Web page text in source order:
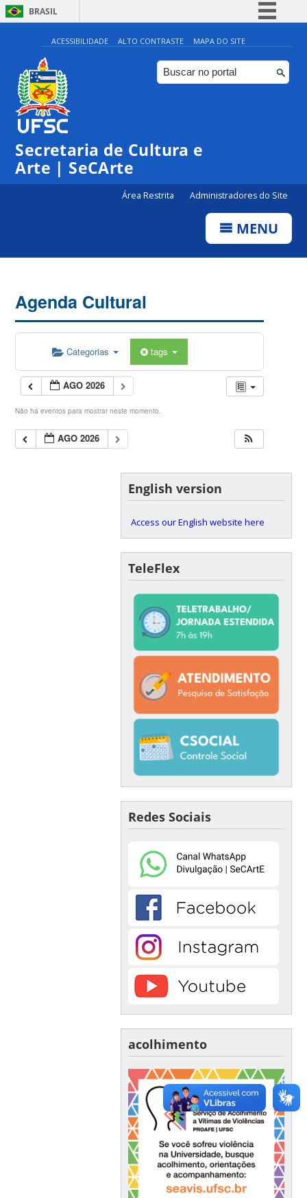
BRASIL
Simplifique!
Comunica BR
Participe
ACESSIBILIDADE ALTO CONTRASTE MAPA DO SITE
Secretaria de Cultura e
Arte | SeCArte
Área Restrita Administradores do Site
MENU
Agenda Cultural
Categorias tags
AGO 2026
Não há eventos para mostrar neste momento.
AGO 2026
English version
Access our English website here
TeleFlex
Redes Sociais
acolhimento